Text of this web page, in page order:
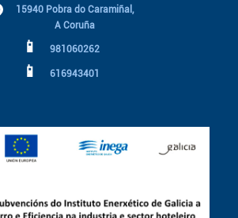
15940 Pobra do Caramiñal,
A Coruña
📱 981060262
📱 616943401